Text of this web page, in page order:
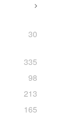
30
335
98
213
165